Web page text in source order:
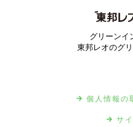
グリーンイ
東邦レオのグ
個人情報の
サ